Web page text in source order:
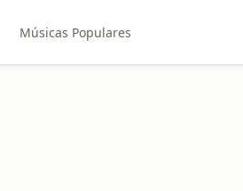
Músicas Populares